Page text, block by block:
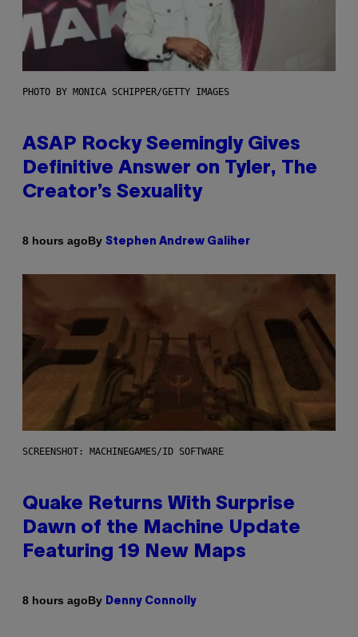
PHOTO BY MONICA SCHIPPER/GETTY IMAGES
ASAP Rocky Seemingly Gives
Definitive Answer on Tyler, The
Creator’s Sexuality
8 hours agoBy Stephen Andrew Galiher
SCREENSHOT: MACHINEGAMES/ID SOFTWARE
Quake Returns With Surprise
Dawn of the Machine Update
Featuring 19 New Maps
8 hours agoBy Denny Connolly